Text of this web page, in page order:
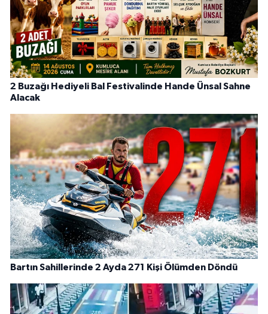
2 Buzağı Hediyeli Bal Festivalinde Hande Ünsal Sahne
Alacak
Bartın Sahillerinde 2 Ayda 271 Kişi Ölümden Döndü